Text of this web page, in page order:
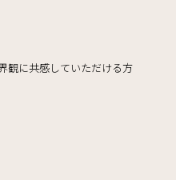
観に共感していただける方